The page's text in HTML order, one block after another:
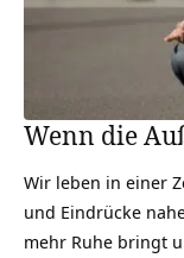
Wenn die
Wir leben in einer
und Eindrücke
mehr Ruhe bringt